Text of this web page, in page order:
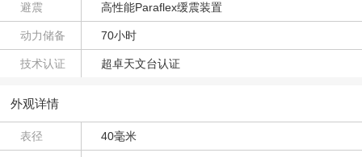
避震 高性能Paraflex缓震装置
动力储备 70小时
技术认证 超卓天文台认证
外观详情
表径 40毫米